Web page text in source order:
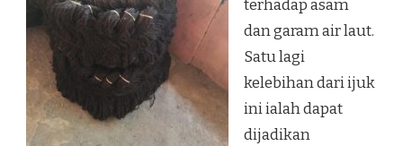
terhadap asam
dan garam air laut.
Satu lagi
kelebihan dari ijuk
ini ialah dapat
dijadikan